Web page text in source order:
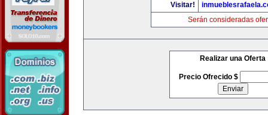
Visitar!
Serán consideradas
Realizar una Oferta
Precio Ofrecido $